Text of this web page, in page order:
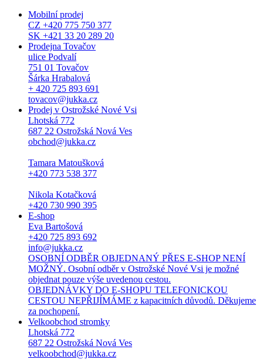
Mobilní prodej
CZ +420 775 750 377
SK +421 33 20 289 20
Prodejna Tovačov
ulice Podvalí
751 01 Tovačov
Šárka Hrabalová
+ 420 725 893 691
tovacov@jukka.cz
Prodej v Ostrožské Nové Vsi
Lhotská 772
687 22 Ostrožská Nová Ves
obchod@jukka.cz
Tamara Matoušková
+420 773 538 377
Nikola Kotačková
+420 730 990 395
E-shop
Eva Bartošová
+420 725 893 692
info@jukka.cz
OSOBNÍ ODBĚR OBJEDNANÝ PŘES E-SHOP NENÍ
MOŽNÝ. Osobní odběr v Ostrožské Nové Vsi je možné
objednat pouze výše uvedenou cestou.
OBJEDNÁVKY DO E-SHOPU TELEFONICKOU
CESTOU NEPŘIJÍMÁME z kapacitních důvodů. Děkujeme
za pochopení.
Velkoobchod stromky
Lhotská 772
687 22 Ostrožská Nová Ves
velkoobchod@jukka.cz